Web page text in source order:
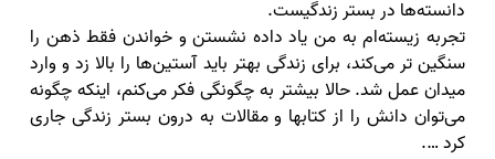
دانسته‌ها در بستر زندگیست.
تجربه زیسته‌ام به من یاد داده نشستن و خواندن فقط ذهن را
سنگین تر می‌کند، برای زندگی بهتر باید آستین‌ها را بالا زد و وارد
میدان عمل شد. حالا بیشتر به چگونگی فکر می‌کنم، اینکه چگونه
می‌توان دانش را از کتابها و مقالات به درون بستر زندگی جاری
کرد ….